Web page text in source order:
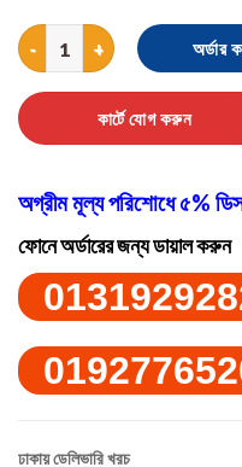
T8 TWS Wireless
অর্ডার
কার্টে যোগ করুন
অগ্রীম মূল্য পরিশোধে ৫%
ফোনে অর্ডারের জন্য ডায়াল করুন
ঢাকায় ডেলিভারি খরচ